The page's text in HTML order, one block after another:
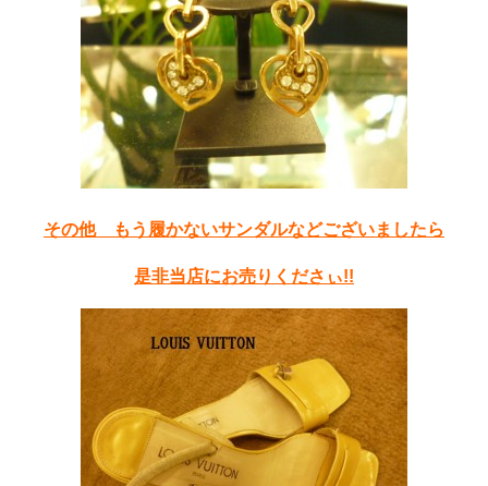
その他 もう履かないサンダルなどございましたら
是非当店にお売りくださぃ!!